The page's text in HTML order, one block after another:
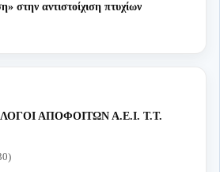
στην αντιστοίχιση πτυχίων
ΑΠΟΦΟΙΤΩΝ Α.Ε.Ι. Τ.Τ.